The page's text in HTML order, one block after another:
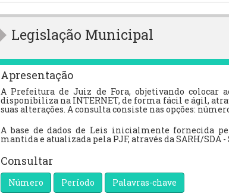
Legislação Municipal
Apresentação
A Prefeitura de Juiz de Fora, objetivando colocar
disponibiliza na INTERNET, de forma fácil e ágil,
suas alterações. A consulta consiste nas opções:
A base de dados de Leis inicialmente fornecida
mantida e atualizada pela PJF, através da SARH/
Consultar
Número Período
Palavras-chave